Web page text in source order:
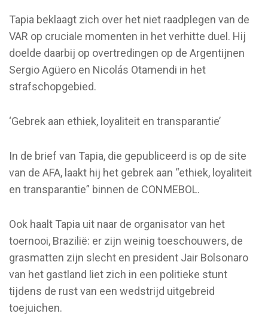
Tapia beklaagt zich over het niet raadplegen van de
VAR op cruciale momenten in het verhitte duel. Hij
doelde daarbij op overtredingen op de Argentijnen
Sergio Agüero en Nicolás Otamendi in het
strafschopgebied.
‘Gebrek aan ethiek, loyaliteit en transparantie’
In de brief van Tapia, die gepubliceerd is op de site
van de AFA, laakt hij het gebrek aan “ethiek, loyaliteit
en transparantie” binnen de CONMEBOL.
Ook haalt Tapia uit naar de organisator van het
toernooi, Brazilië: er zijn weinig toeschouwers, de
grasmatten zijn slecht en president Jair Bolsonaro
van het gastland liet zich in een politieke stunt
tijdens de rust van een wedstrijd uitgebreid
toejuichen.